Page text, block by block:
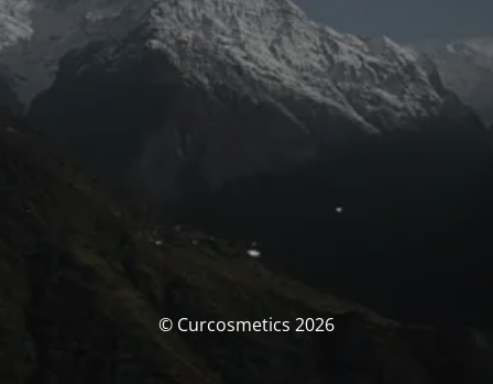
© Curcosmetics 2026